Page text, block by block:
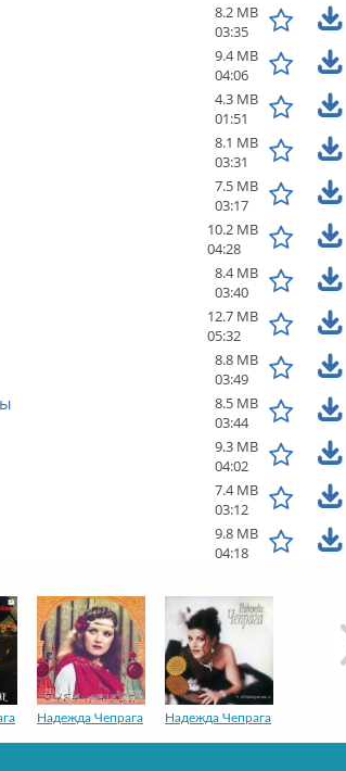
8.2 MB
03:35
9.4 MB
04:06
4.3 MB
01:51
8.1 MB
03:31
7.5 MB
03:17
10.2 MB
04:28
8.4 MB
03:40
12.7 MB
05:32
8.8 MB
03:49
8.5 MB
03:44
9.3 MB
04:02
7.4 MB
03:12
9.8 MB
04:18
Надежда Чепрага Надежда Чепрага